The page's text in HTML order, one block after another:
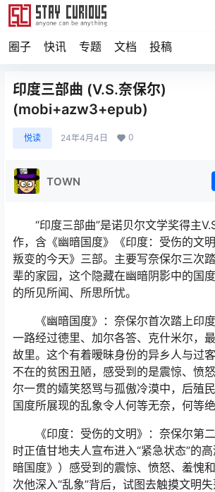
圈子 快讯 专题 文档 投稿
印度三部曲 (V.S.奈保尔)
(mobi+azw3+epub)
悦读 24年4月4日 0
TOWN
“印度三部曲”是诺贝尔文学奖得主
作，含《幽暗国度》《印度：受伤的文
叛变的今天》三部。主要写奈保尔三次
辈的家园，这个隐藏在幽暗阴影中的国
的所见所闻、所思所忧。
《幽暗国度》：奈保尔首次踏上印
一路经过德里、加尔各答、克什米尔，
故里。这个有着暧昧身份的异乡人与过
不在的贫困丑陋，感受到的是震惊、愤
尔一贯的嬉笑怒骂与孤傲冷漠中，后殖
国度所展现的乱象令人何等无奈，何等绝
《印度：受伤的文明》：奈保尔第
时正值甘地夫人宣布进入“紧急状态”的
暗国度》）感受到的震惊、愤怒、羞愧
次他深入“乱象”背后，试图去触摸文明